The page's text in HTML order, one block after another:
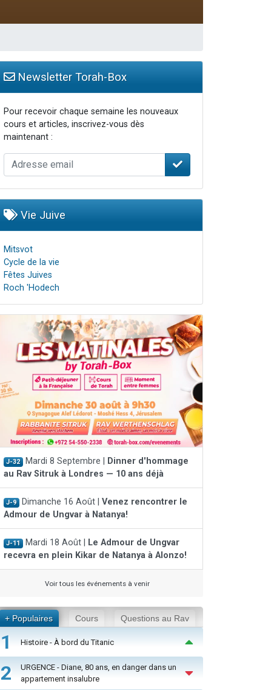
Newsletter Torah-Box
Pour recevoir chaque semaine les nouveaux
cours et articles, inscrivez-vous dès
maintenant :
Vie Juive
Mitsvot
Cycle de la vie
Fêtes Juives
Roch 'Hodech
J-32 Mardi 8 Septembre |
Dinner d'hommage
au Rav Sitruk à Londres — 10 ans déjà
J-9 Dimanche 16 Août | Venez rencontrer le
Admour de Ungvar à Natanya!
J-11 Mardi 18 Août |
Le Admour de Ungvar
recevra en plein Kikar de Natanya à Alonzo!
Voir tous les événements à venir
+ Populaires Cours Questions au Rav
1 Histoire - À bord du Titanic
2
URGENCE - Diane, 80 ans, en danger dans un
appartement insalubre